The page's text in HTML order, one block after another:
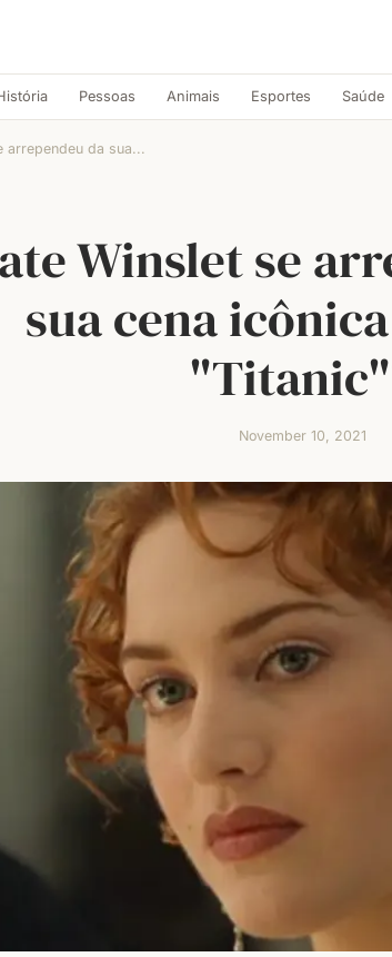
Pessoas Animais Esportes Saúde
arrependeu da sua...
Winslet se
sua cena
November 10, 2021